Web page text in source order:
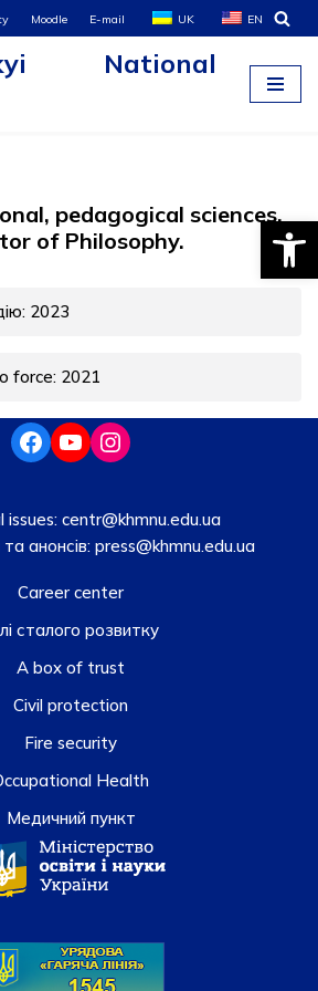
Moodle E-mail UK EN
National
pedagogical sciences.
of Philosophy.
2023
force: 2021
issues: centr@khmnu.edu.ua
анонсів:press@khmnu.edu.ua
Career center
сталого розвитку
A box of trust
Civil protection
Fire security
Health
Медичний пункт